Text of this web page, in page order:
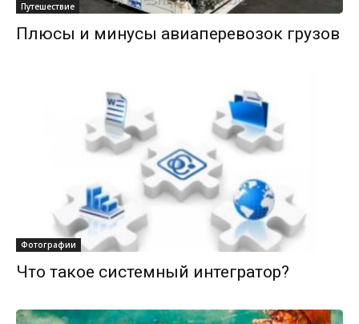
Путешествие
Плюсы и минусы авиаперевозок грузов
Фотографии
Что такое системный интегратор?